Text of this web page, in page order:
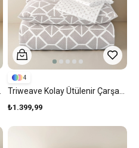
₺1.399,99
4